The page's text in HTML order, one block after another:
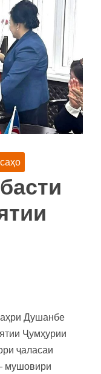
Душанбе
Ҷумҳурии
ҷаласаи
мушовири